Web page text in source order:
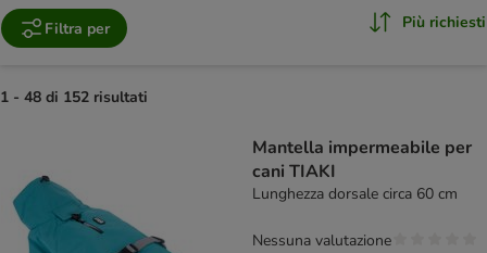
Filtra per Più richiesti
1 - 48 di 152 risultati
Mantella impermeabile per
cani TIAKI
Lunghezza dorsale circa 60 cm
Nessuna valutazione